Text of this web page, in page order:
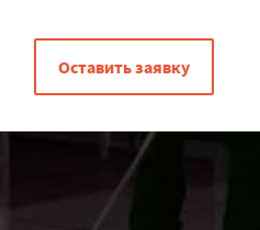
Оставить заявку